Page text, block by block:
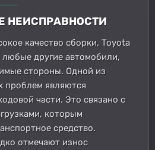
НЕИСПРАВНОСТИ
качество сборки, Toyota
любые другие автомобили,
стороны. Одной из
проблем являются
части. Это связано с
которым
средство.
отмечают износ